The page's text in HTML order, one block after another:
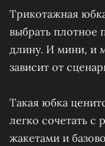
Трикотажная
выбрать плотное
длину. И мини, и
зависит от
Такая юбка
легко сочетать
жакетами и